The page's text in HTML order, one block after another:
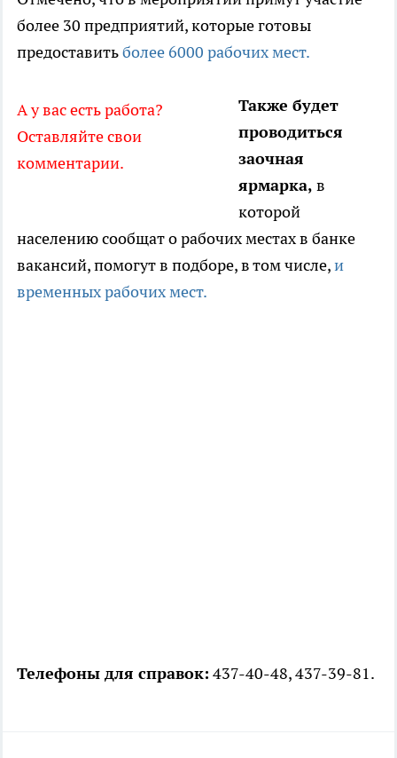
более 30 предприятий, которые готовы
предоставитьболее 6000 рабочих мест.
А у вас есть работа?
Оставляйте свои
комментарии.
Также будет
проводиться
заочная
ярмарка, в
которой
населению сообщат о рабочих местах в банке
вакансий, помогут в подборе, в том числе,и
временных рабочих мест.
Телефоны для справок: 437-40-48, 437-39-81.